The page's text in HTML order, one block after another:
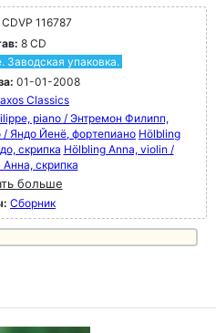
CDVP 116787
8 CD
Заводская упаковка.
01-01-2008
Classics
piano / Энтремон Филипп,
/ Яндо Йенё, фортепиано Hölbling
скрипка Hölbling Anna, violin /
скрипка
больше
Сборник